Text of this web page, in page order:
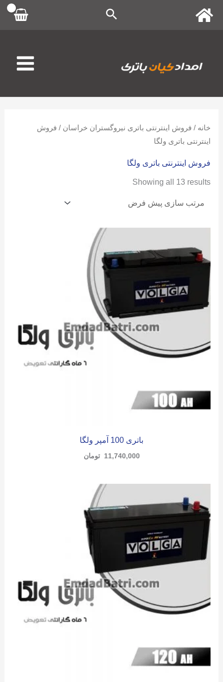
پرش
خانه / فروش اینترنتی باتری نیروگستران خراسان / فروش
اینترنتی باتری ولگا
فروش اینترنتی باتری ولگا
Showing all 13 results
باتری 100 آمپر ولگا
11,740,000 تومان